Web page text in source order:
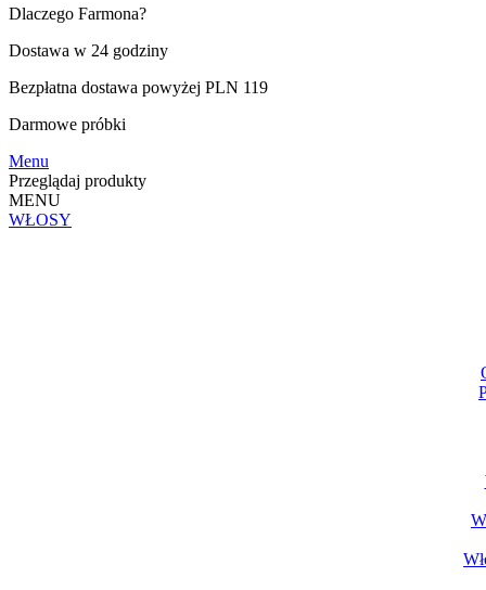
Dlaczego Farmona?
Dostawa w 24 godziny
Bezpłatna dostawa powyżej PLN 119
Darmowe próbki
Menu
Przeglądaj produkty
MENU
WŁOSY